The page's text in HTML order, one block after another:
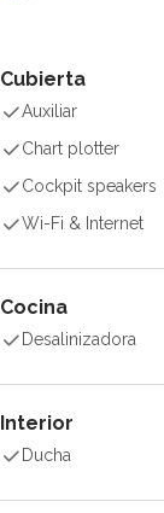
Cubierta
Auxiliar
Chart plotter
Cockpit speakers
Wi-Fi & Internet
Cocina
Desalinizadora
Interior
Ducha